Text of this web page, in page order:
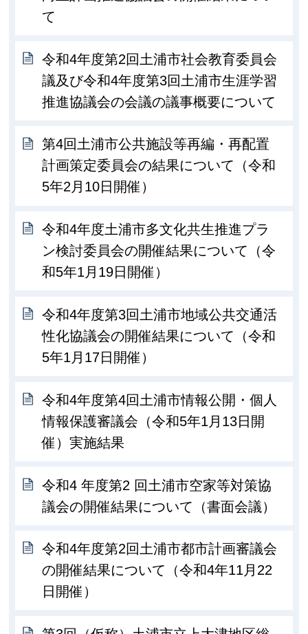
て
令和4年度第2回土浦市社会教育委員会
議及び令和4年度第3回土浦市生涯学習
推進協議会の会議の議事概要について
第4回土浦市公共施設等再編・再配置
計画策定委員会の結果について（令和
5年2月10日開催）
令和4年度土浦市多文化共生推進プラ
ン検討委員会の開催結果について（令
和5年1月19日開催）
令和4年度第3回土浦市地域公共交通活
性化協議会の開催結果について（令和
5年1月17日開催）
令和4年度第4回土浦市情報公開・個人
情報保護審議会（令和5年1月13日開
催）実施結果
令和4 年度第2 回土浦市空家等対策協
議会の開催結果について（書面会議）
令和4年度第2回土浦市都市計画審議会
の開催結果について（令和4年11月22
日開催）